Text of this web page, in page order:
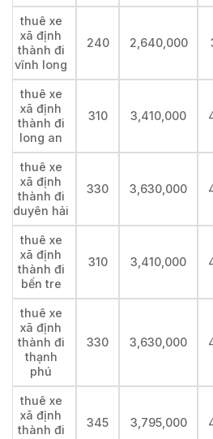
thuê xe
xã định
thành đi
vĩnh long
240 2,640,000
thuê xe
xã định
thành đi
long an
310 3,410,000
thuê xe
xã định
thành đi
duyên hải
330 3,630,000
thuê xe
xã định
thành đi
bến tre
310 3,410,000
thuê xe
xã định
thành đi
thạnh
phú
330 3,630,000
thuê xe
xã định
thành đi
345 3,795,000